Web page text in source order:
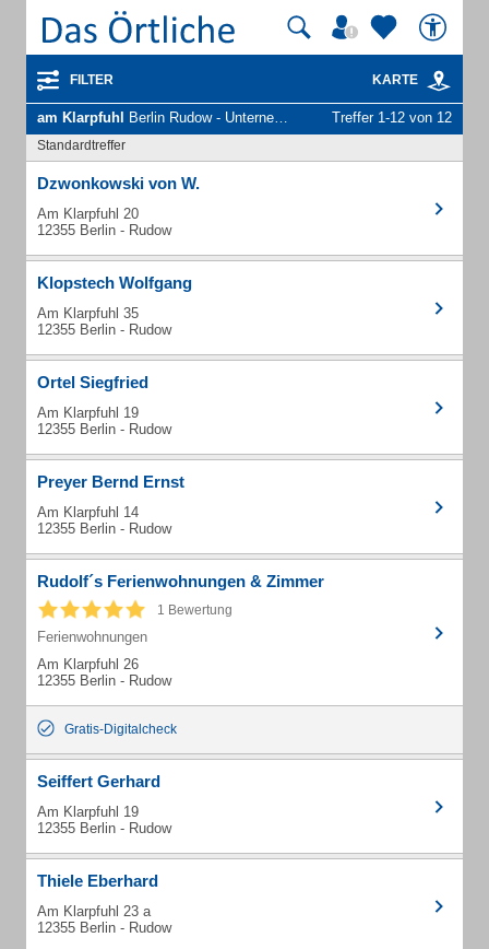
FILTER KARTE
am Klarpfuhl Berlin Rudow - Unternehmen und Personen Treffer 1-12 von 12
Standardtreffer
Dzwonkowski von W.
Am Klarpfuhl 20
12355 Berlin - Rudow
Klopstech Wolfgang
Am Klarpfuhl 35
12355 Berlin - Rudow
Ortel Siegfried
Am Klarpfuhl 19
12355 Berlin - Rudow
Preyer Bernd Ernst
Am Klarpfuhl 14
12355 Berlin - Rudow
Rudolf´s Ferienwohnungen & Zimmer
1 Bewertung
Ferienwohnungen
Am Klarpfuhl 26
12355 Berlin - Rudow
Gratis-Digitalcheck
Seiffert Gerhard
Am Klarpfuhl 19
12355 Berlin - Rudow
Thiele Eberhard
Am Klarpfuhl 23 a
12355 Berlin - Rudow